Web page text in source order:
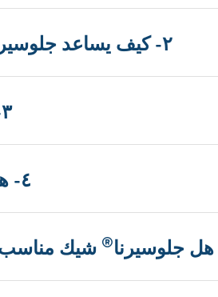
٢- كيف يساعد جلوسيرنا
٣- هل يمكن تناول جلوسيرنا
٤- هل مشروب جلوسيرنا
® شيك مناسب